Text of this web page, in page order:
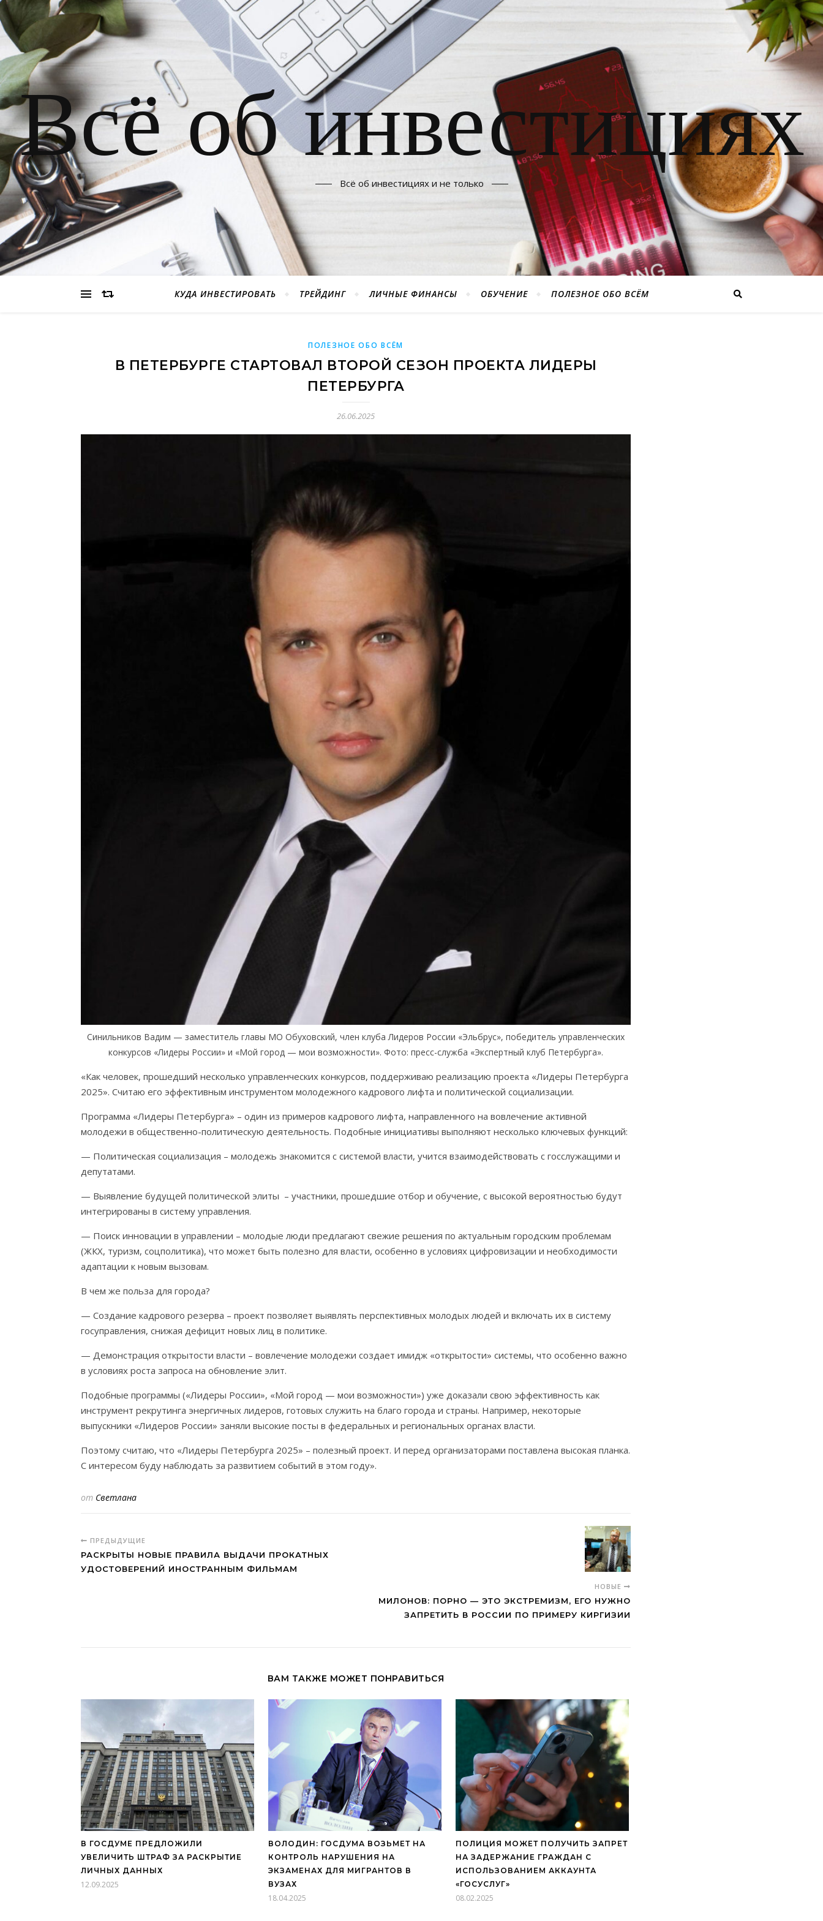
Всё об инвестициях
Всё об инвестициях и не только
КУДА ИНВЕСТИРОВАТЬ ТРЕЙДИНГ ЛИЧНЫЕ ФИНАНСЫ ОБУЧЕНИЕ ПОЛЕЗНОЕ ОБО ВСЁМ
ПОЛЕЗНОЕ ОБО ВСЁМ
В ПЕТЕРБУРГЕ СТАРТОВАЛ ВТОРОЙ СЕЗОН ПРОЕКТА ЛИДЕРЫ
ПЕТЕРБУРГА
26.06.2025
Синильников Вадим — заместитель главы МО Обуховский, член клуба Лидеров России «Эльбрус», победитель управленческих
конкурсов «Лидеры России» и «Мой город — мои возможности». Фото: пресс-служба «Экспертный клуб Петербурга».
«Как человек, прошедший несколько управленческих конкурсов, поддерживаю реализацию проекта «Лидеры Петербурга
2025». Считаю его эффективным инструментом молодежного кадрового лифта и политической социализации.
Программа «Лидеры Петербурга» – один из примеров кадрового лифта, направленного на вовлечение активной
молодежи в общественно-политическую деятельность. Подобные инициативы выполняют несколько ключевых функций:
— Политическая социализация – молодежь знакомится с системой власти, учится взаимодействовать с госслужащими и
депутатами.
— Выявление будущей политической элиты – участники, прошедшие отбор и обучение, с высокой вероятностью будут
интегрированы в систему управления.
— Поиск инновации в управлении – молодые люди предлагают свежие решения по актуальным городским проблемам
(ЖКХ, туризм, соцполитика), что может быть полезно для власти, особенно в условиях цифровизации и необходимости
адаптации к новым вызовам.
В чем же польза для города?
— Создание кадрового резерва – проект позволяет выявлять перспективных молодых людей и включать их в систему
госуправления, снижая дефицит новых лиц в политике.
— Демонстрация открытости власти – вовлечение молодежи создает имидж «открытости» системы, что особенно важно
в условиях роста запроса на обновление элит.
Подобные программы («Лидеры России», «Мой город — мои возможности») уже доказали свою эффективность как
инструмент рекрутинга энергичных лидеров, готовых служить на благо города и страны. Например, некоторые
выпускники «Лидеров России» заняли высокие посты в федеральных и региональных органах власти.
Поэтому считаю, что «Лидеры Петербурга 2025» – полезный проект. И перед организаторами поставлена высокая планка.
С интересом буду наблюдать за развитием событий в этом году».
от Светлана
ПРЕДЫДУЩИЕ
РАСКРЫТЫ НОВЫЕ ПРАВИЛА ВЫДАЧИ ПРОКАТНЫХ
УДОСТОВЕРЕНИЙ ИНОСТРАННЫМ ФИЛЬМАМ
НОВЫЕ
МИЛОНОВ: ПОРНО — ЭТО ЭКСТРЕМИЗМ, ЕГО НУЖНО
ЗАПРЕТИТЬ В РОССИИ ПО ПРИМЕРУ КИРГИЗИИ
ВАМ ТАКЖЕ МОЖЕТ ПОНРАВИТЬСЯ
В ГОСДУМЕ ПРЕДЛОЖИЛИ
УВЕЛИЧИТЬ ШТРАФ ЗА РАСКРЫТИЕ
ЛИЧНЫХ ДАННЫХ
12.09.2025
ВОЛОДИН: ГОСДУМА ВОЗЬМЕТ НА
КОНТРОЛЬ НАРУШЕНИЯ НА
ЭКЗАМЕНАХ ДЛЯ МИГРАНТОВ В
ВУЗАХ
18.04.2025
ПОЛИЦИЯ МОЖЕТ ПОЛУЧИТЬ ЗАПРЕТ
НА ЗАДЕРЖАНИЕ ГРАЖДАН С
ИСПОЛЬЗОВАНИЕМ АККАУНТА
«ГОСУСЛУГ»
08.02.2025